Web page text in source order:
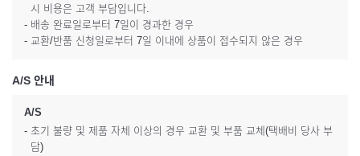
시 비용은 고객 부담입니다.
- 배송 완료일로부터 7일이 경과한 경우
- 교환/반품 신청일로부터 7일 이내에 상품이 접수되지 않은 경우
A/S 안내
A/S
- 초기 불량 및 제품 자체 이상의 경우 교환 및 부품 교체(택배비 당사 부
담)